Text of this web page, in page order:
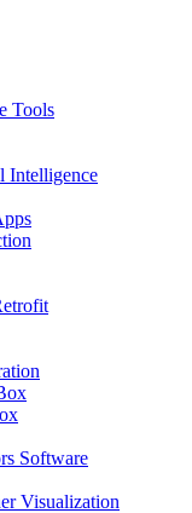
Tools
Intelligence
Software
Visualization